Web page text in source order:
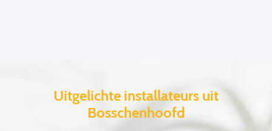
Uitgelichte installateurs uit
Bosschenhoofd